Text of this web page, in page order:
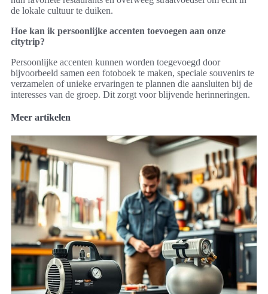
de lokale cultuur te duiken.
Hoe kan ik persoonlijke accenten toevoegen aan onze
citytrip?
Persoonlijke accenten kunnen worden toegevoegd door
bijvoorbeeld samen een fotoboek te maken, speciale souvenirs te
verzamelen of unieke ervaringen te plannen die aansluiten bij de
interesses van de groep. Dit zorgt voor blijvende herinneringen.
Meer artikelen